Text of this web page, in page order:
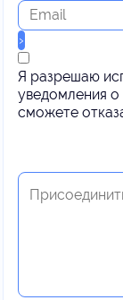
Я разрешаю
уведомления о
cможете